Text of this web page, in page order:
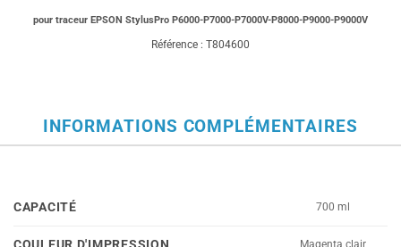
pour traceur EPSON StylusPro P6000-P7000-P7000V-P8000-P9000-P9000V
Référence : T804600
INFORMATIONS COMPLÉMENTAIRES
CAPACITÉ 700 ml
Magenta clair